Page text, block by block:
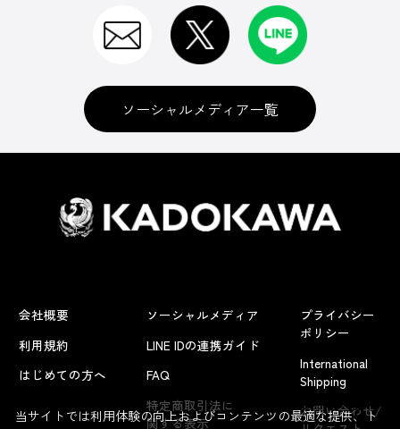
よくあるお問い合わせ
ソーシャルメディア一覧
会社概要
利用規約
はじめての方へ
ソーシャルメディア
LINE IDの連携ガイド
FAQ
特定商取引法に
関する表示
プライバシー
ポリシー
International
Shipping
お問い合わせ/
当サイトでは利用体験の向上およびコンテンツの最適な提供、ト